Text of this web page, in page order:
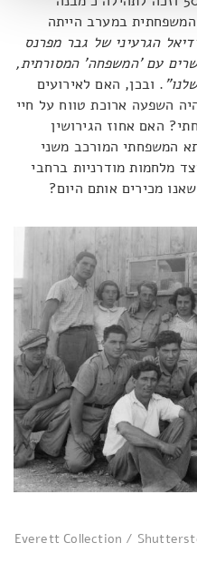
המשפחתית במערב הייתה
הגרעיני של גבר מפרנס
עם 'המשפחה' המסורתית,
. ובכן, האם לאירועים
השפעה ארוכת טווח על חיי
האם אחוז הגירושין
המשפחתי המורכב משני
מלחמות מודרניות ברחבי
מכירים אותם היום?